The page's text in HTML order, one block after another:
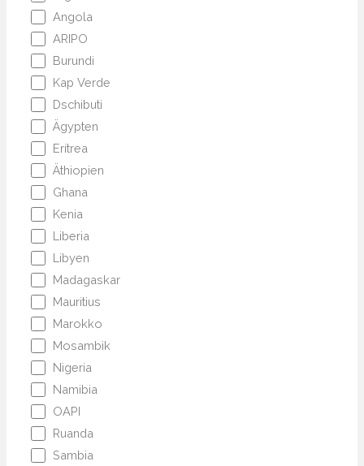
Angola
ARIPO
Burundi
Kap Verde
Dschibuti
Ägypten
Eritrea
Äthiopien
Ghana
Kenia
Liberia
Libyen
Madagaskar
Mauritius
Marokko
Mosambik
Nigeria
Namibia
OAPI
Ruanda
Sambia